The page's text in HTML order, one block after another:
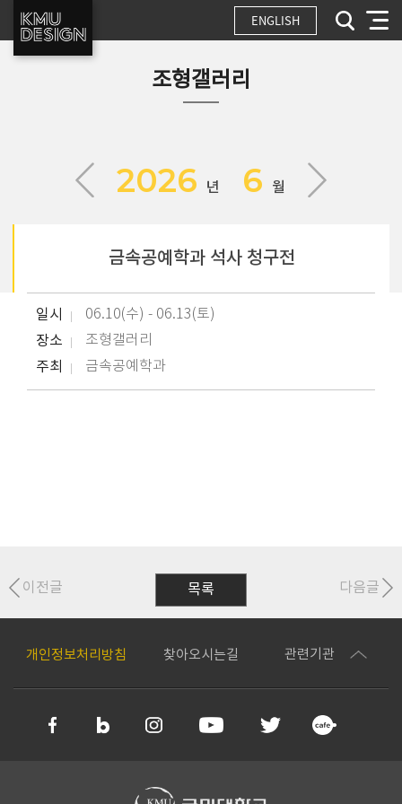
ENGLISH
조형갤러리
2026 년 6 월
금속공예학과 석사 청구전
일시 06.10(수) - 06.13(토)
장소 조형갤러리
주최 금속공예학과
목록
이전글 다음글
개인정보처리방침 찾아오시는길 관련기관